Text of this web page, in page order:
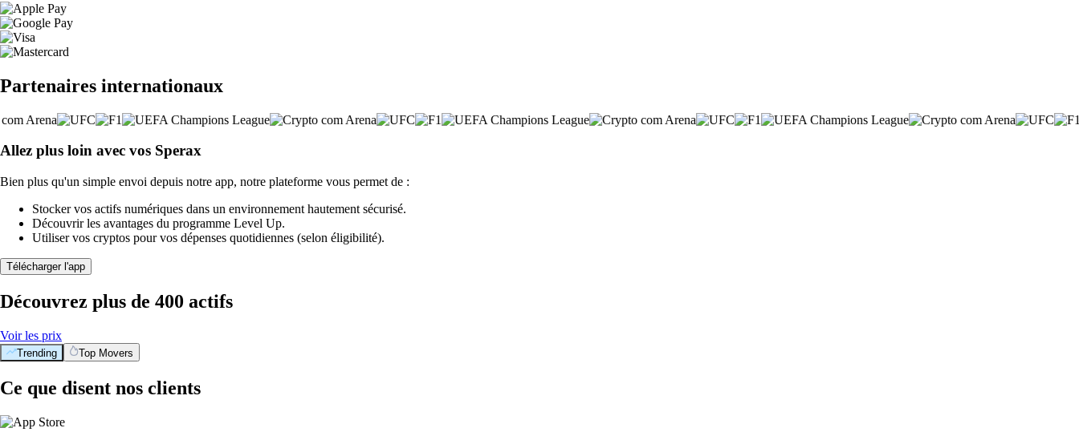
Partenaires internationaux
Allez plus loin avec vos Sperax
Bien plus qu'un simple envoi depuis notre app, notre plateforme vous permet de :
Stocker vos actifs numériques dans un environnement hautement sécurisé.
Découvrir les avantages du programme Level Up.
Utiliser vos cryptos pour vos dépenses quotidiennes (selon éligibilité).
Télécharger l'app
Découvrez plus de 400 actifs
Voir les prix
Trending Top Movers
Ce que disent nos clients